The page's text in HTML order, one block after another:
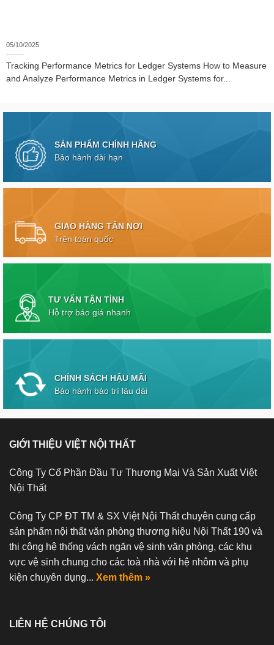
05/10/2025
Tracking Performance Metrics for Ledger Systems How to Measure
and Analyze Performance Metrics in Ledger Systems for...
SẢN PHẨM CHÍNH HÃNG
Bảo hành dài hạn
GIAO HÀNG TẬN NƠI
Trên toàn quốc
TƯ VẤN TẬN TÌNH
Hỗ trợ báo giá nhanh
CHÍNH SÁCH HẬU MÃI
Bảo hành bảo trì lâu dài
GIỚI THIỆU VIỆT NỘI THẤT
Công Ty Cổ Phần Đầu Tư Thương Mại Và Sản Xuất Việt
Nội Thất
Công Ty CP ĐT TM & SX Việt Nội Thất chuyên cung cấp
sản phẩm nội thất văn phòng thương hiệu Nội Thất 190 và
thi công hệ thống vách ngăn vệ sinh văn phòng, các khu
vực vệ sinh chung cho các toà nhà với hệ nhôm và phụ
kiện chuyên dụng... Xem thêm »
LIÊN HỆ CHÚNG TÔI